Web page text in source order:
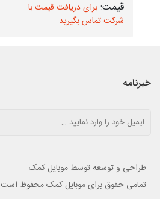
برای دریافت قیمت با
شرکت تماس بگیرید
خبرنامه
- طراحی و توسعه توسط موبایل کمک
- تمامی حقوق برای موبایل کمک محفوظ است